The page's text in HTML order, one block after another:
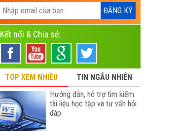
Kết nối & Chia sẻ:
TOP XEM NHIỀU
TIN NGẪU NHIÊN
Hướng dẫn, hỗ trợ tìm kiếm
tài liệu học tập và tư vấn hỏi
đáp